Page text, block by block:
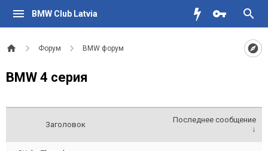
BMW Club Latvia
Форум BMW форум
BMW 4 серия
Заголовок
Последнее сообщение
↓